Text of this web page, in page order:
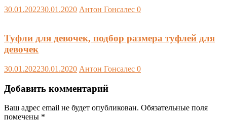
30.01.202230.01.2020 Антон Гонсалес 0
Туфли для девочек, подбор размера туфлей для
девочек
30.01.202230.01.2020 Антон Гонсалес 0
Добавить комментарий
Ваш адрес email не будет опубликован. Обязательные поля
помечены *